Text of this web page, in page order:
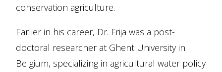
conservation agriculture.
Earlier in his career, Dr. Frija was a post-
doctoral researcher at Ghent University in
Belgium, specializing in agricultural water policy